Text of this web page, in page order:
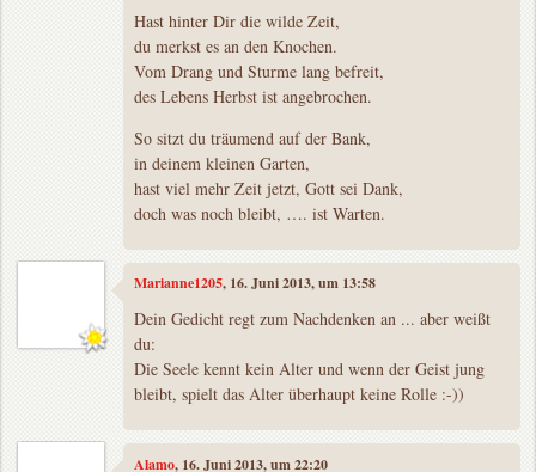
Hast hinter Dir die wilde Zeit,
du merkst es an den Knochen.
Vom Drang und Sturme lang befreit,
des Lebens Herbst ist angebrochen.
So sitzt du träumend auf der Bank,
in deinem kleinen Garten,
hast viel mehr Zeit jetzt, Gott sei Dank,
doch was noch bleibt, …. ist Warten.
Marianne1205, 16. Juni 2013, um 13:58
Dein Gedicht regt zum Nachdenken an ... aber weißt
du:
Die Seele kennt kein Alter und wenn der Geist jung
bleibt, spielt das Alter überhaupt keine Rolle :-))
Alamo, 16. Juni 2013, um 22:20